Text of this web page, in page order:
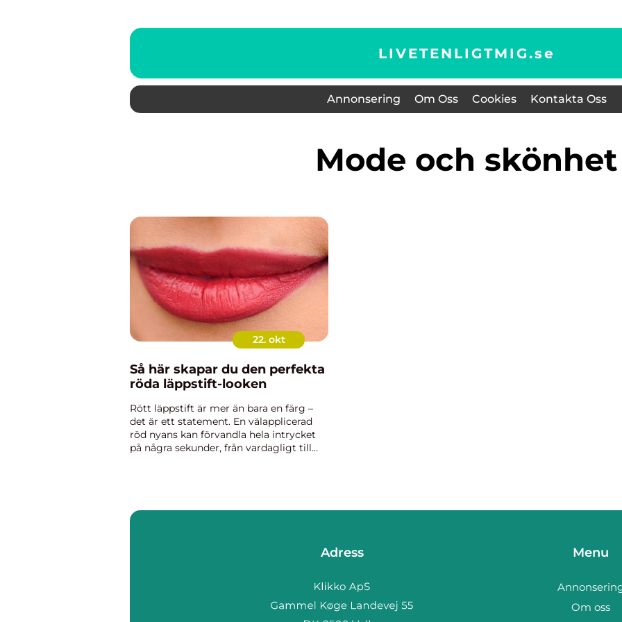
LIVETENLIGTMIG.se
Annonsering Om Oss Cookies Kontakta Oss
Mode och skönhet
22. okt
Så här skapar du den perfekta
röda läppstift-looken
Rött läppstift är mer än bara en färg –
det är ett statement. En välapplicerad
röd nyans kan förvandla hela intrycket
på några sekunder, från vardagligt till
Adress Menu
Om oss